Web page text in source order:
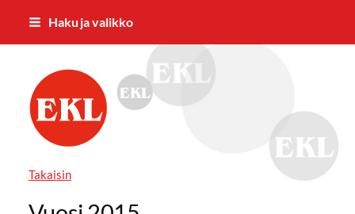
Siirry
Haku ja valikko
Kajaanin Eläkkeensaajat ry
Takaisin